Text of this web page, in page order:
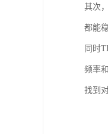
其次
都能
同时
频率
找到